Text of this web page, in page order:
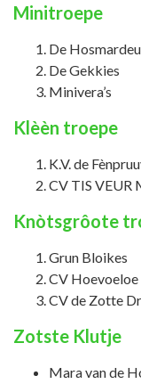
Minitroepe
De
De Gekkies
Minivera’s
Klèèn troepe
K.V. de
CV TIS VEUR
Knòtsgrôote
Grun Bloikes
CV Hoevoeloe
CV de Zotte
Zotste Klutje
Mara van de